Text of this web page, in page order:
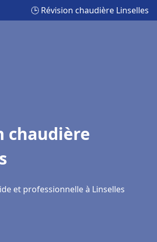
🕒 Révision chaudière Linselles
chaudière
et professionnelle à Linselles